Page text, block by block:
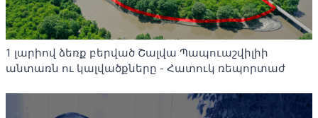
1 լարիով ձեռք բերված Շալվա Պապուաշվիլիի
անտառն ու կալվածքները - Հատուկ ռեպորտաժ